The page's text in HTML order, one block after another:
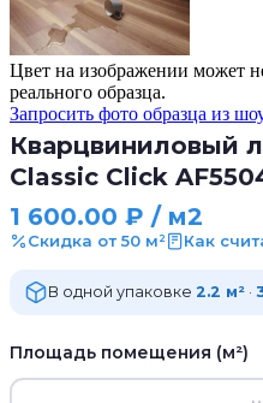
Цвет на изображении может
реального образца.
Запросить фото образца из
Кварцвиниловый
Classic Click
1 600.00 ₽ / м2
Скидка от 50 м² Как
В одной упаковке 2.2 м² ·
Площадь помещения (м²)